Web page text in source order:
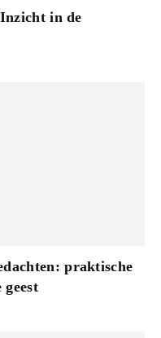
in de
praktische